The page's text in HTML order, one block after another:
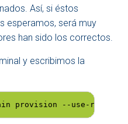
Así, si éstos
esperamos, será muy
han sido los correctos.
y escribimos la
provision --use-